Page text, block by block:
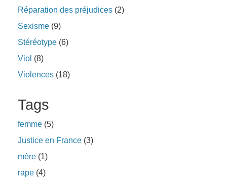
Réparation des préjudices (2)
Sexisme (9)
Stéréotype (6)
Viol (8)
Violences (18)
Tags
femme (5)
Justice en France (3)
mère (1)
rape (4)